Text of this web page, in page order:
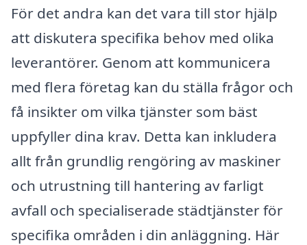
För det andra kan det vara till stor hjälp
att diskutera specifika behov med olika
leverantörer. Genom att kommunicera
med flera företag kan du ställa frågor och
få insikter om vilka tjänster som bäst
uppfyller dina krav. Detta kan inkludera
allt från grundlig rengöring av maskiner
och utrustning till hantering av farligt
avfall och specialiserade städtjänster för
specifika områden i din anläggning. Här